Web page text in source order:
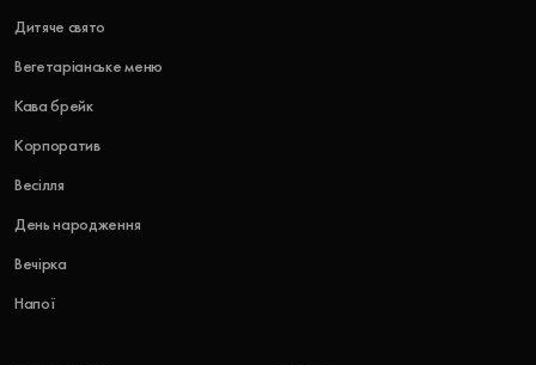
Дитяче свято
Вегетаріанське меню
Кава брейк
Корпоратив
Весілля
День народження
Вечірка
Напої